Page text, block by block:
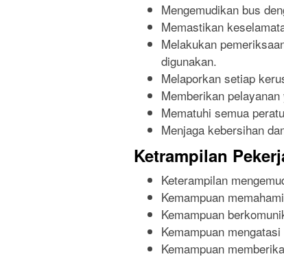
Mengemudikan bus
Memastikan
Melakukan
digunakan.
Melaporkan setiap
Memberikan
Mematuhi semua
Menjaga kebersihan
Ketrampilan
Keterampilan
Kemampuan
Kemampuan
Kemampuan
Kemampuan